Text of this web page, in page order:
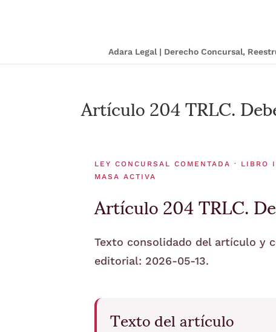
Adara Legal | Derecho Concursal,
Artículo 204 TRLC.
LEY CONCURSAL COMENTADA ·
MASA ACTIVA
Artículo 204 TRLC.
Texto consolidado del artículo y
editorial: 2026-05-13.
Texto del artículo